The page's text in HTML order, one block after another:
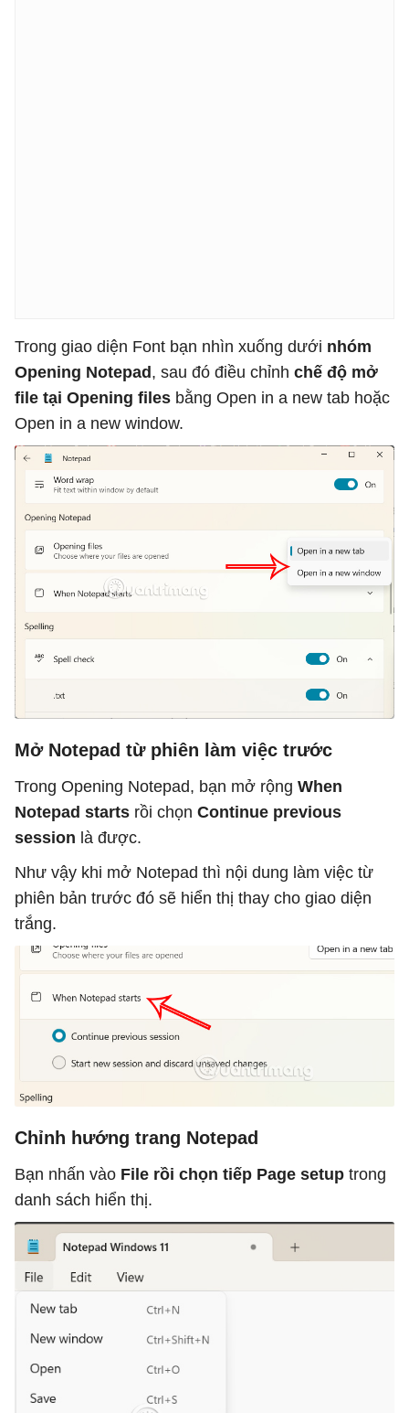
Trong giao diện Font bạn nhìn xuống dưới nhóm
Opening Notepad, sau đó điều chỉnh chế độ mở
file tại Opening files bằng Open in a new tab hoặc
Open in a new window.
Mở Notepad từ phiên làm việc trước
Trong Opening Notepad, bạn mở rộng When
Notepad starts rồi chọn Continue previous
session là được.
Như vậy khi mở Notepad thì nội dung làm việc từ
phiên bản trước đó sẽ hiển thị thay cho giao diện
trắng.
Chỉnh hướng trang Notepad
Bạn nhấn vào File rồi chọn tiếp Page setup trong
danh sách hiển thị.